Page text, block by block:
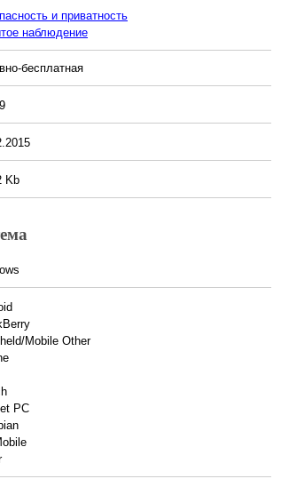
и приватность
наблюдение
бесплатная
Kb
Mobile Other
PC